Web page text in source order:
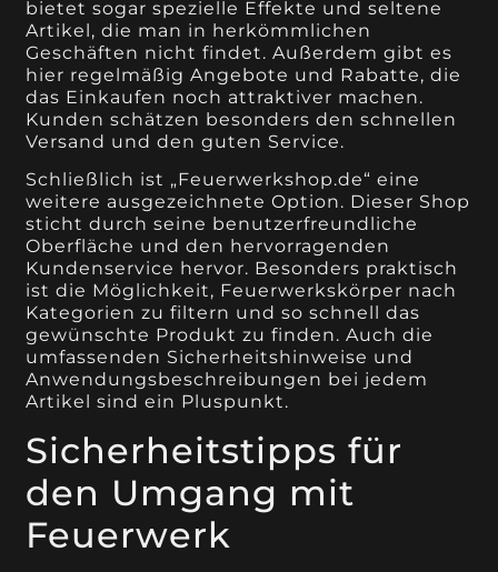
bietet sogar spezielle Effekte und seltene
Artikel, die man in herkömmlichen
Geschäften nicht findet. Außerdem gibt es
hier regelmäßig Angebote und Rabatte, die
das Einkaufen noch attraktiver machen.
Kunden schätzen besonders den schnellen
Versand und den guten Service.
Schließlich ist „Feuerwerkshop.de“ eine
weitere ausgezeichnete Option. Dieser Shop
sticht durch seine benutzerfreundliche
Oberfläche und den hervorragenden
Kundenservice hervor. Besonders praktisch
ist die Möglichkeit, Feuerwerkskörper nach
Kategorien zu filtern und so schnell das
gewünschte Produkt zu finden. Auch die
umfassenden Sicherheitshinweise und
Anwendungsbeschreibungen bei jedem
Artikel sind ein Pluspunkt.
Sicherheitstipps für
den Umgang mit
Feuerwerk